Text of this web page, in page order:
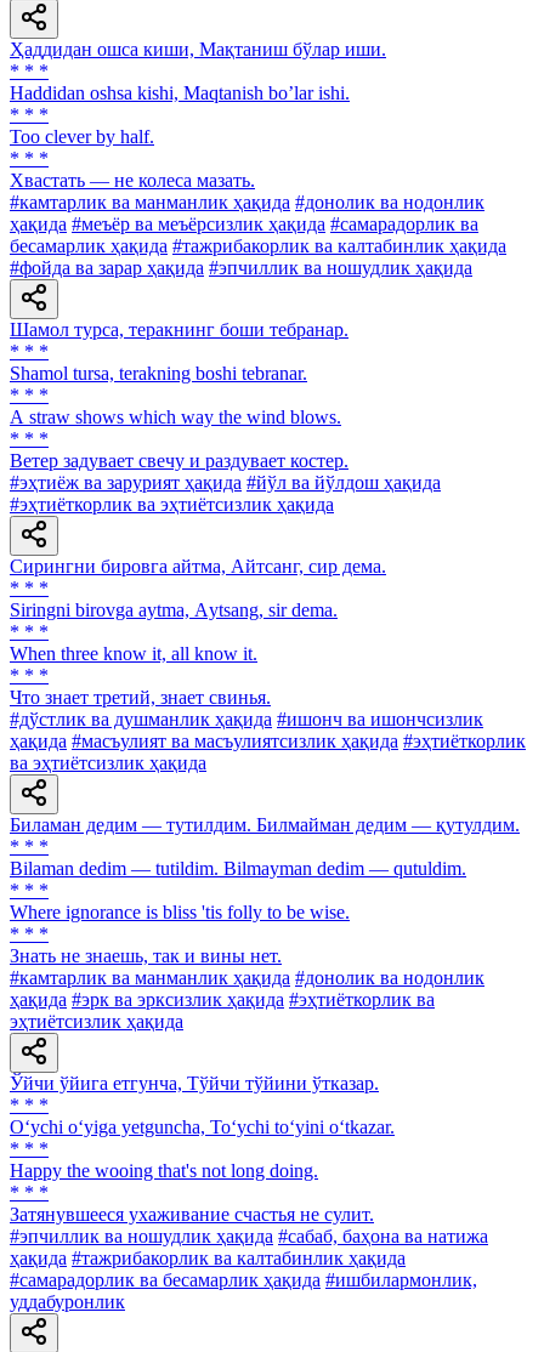
Ҳаддидан ошса киши, Мақтаниш бўлар иши.
* * *
Haddidan oshsa kishi, Maqtanish boʼlar ishi.
* * *
Too clever by half.
* * *
Хвастать — не колеса мазать.
#камтарлик ва манманлик ҳақида #донолик ва нодонлик
ҳақида #меъёр ва меъёрсизлик ҳақида #самарадорлик ва
бесамарлик ҳақида #тажрибакорлик ва калтабинлик ҳақида
#фойда ва зарар ҳақида #эпчиллик ва ношудлик ҳақида
Шамол турса, теракнинг боши тебранар.
* * *
Shamol tursa, terakning boshi tebranar.
* * *
А straw shows which way the wind blows.
* * *
Ветер задувает свечу и раздувает костер.
#эҳтиёж ва зарурият ҳақида #йўл ва йўлдош ҳақида
#эҳтиёткорлик ва эҳтиётсизлик ҳақида
Сирингни бировга айтма, Айтсанг, сир дема.
* * *
Siringni birovga aytma, Аytsang, sir dema.
* * *
When three know it, all know it.
* * *
Что знает третий, знает свинья.
#дўстлик ва душманлик ҳақида #ишонч ва ишончсизлик
ҳақида #масъулият ва масъулиятсизлик ҳақида #эҳтиёткорлик
ва эҳтиётсизлик ҳақида
Биламан дедим — тутилдим. Билмайман дедим — қутулдим.
* * *
Bilaman dedim — tutildim. Bilmayman dedim — qutuldim.
* * *
Where ignorance is bliss 'tis folly to be wise.
* * *
Знать не знаешь, так и вины нет.
#камтарлик ва манманлик ҳақида #донолик ва нодонлик
ҳақида #эрк ва эрксизлик ҳақида #эҳтиёткорлик ва
эҳтиётсизлик ҳақида
Ўйчи ўйига етгунча, Тўйчи тўйини ўтказар.
* * *
O‘ychi o‘yiga yetguncha, To‘ychi to‘yini o‘tkazar.
* * *
Happy the wooing that's not long doing.
* * *
Затянувшееся ухаживание счастья не сулит.
#эпчиллик ва ношудлик ҳақида #сабаб, баҳона ва натижа
ҳақида #тажрибакорлик ва калтабинлик ҳақида
#самарадорлик ва бесамарлик ҳақида #ишбилармонлик,
уддабуронлик